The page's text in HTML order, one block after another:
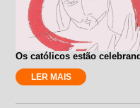
Os católicos estão
LER MAIS